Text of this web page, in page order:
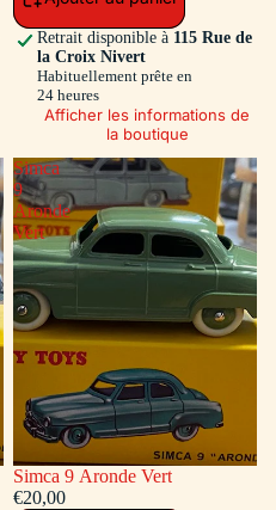
Retrait disponible à 115 Rue de
la Croix Nivert
Habituellement prête en
24 heures
Afficher les informations de
la boutique
Simca
9
Aronde
Vert
Simca 9 Aronde Vert
€20,00